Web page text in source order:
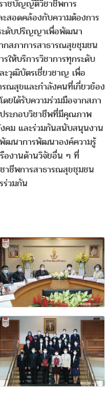
าชบัญญัติวิชาชีพการ
สอดคล้องกับความต้องการ
ะดับปริญญาเพื่อพัฒนา
กสภาการสาธารณสุขชุมชน
ห้บริการวิชาการทุกระดับ
วุฒิบัตรเชี่ยวชาญ เพื่อ
ณสุขและกำลังคนที่เกี่ยวข้อง
ยได้รับความร่วมมือจากสภา
ระกอบวิชาชีพที่มีคุณภาพ
คม และร่วมกันสนับสนุนงาน
ฒนาการพัฒนาองค์ความรู้
องานด้านวิจัยอื่น ๆ ที่
าชีพการสาธารณสุขชุมชน
ร่วมกัน